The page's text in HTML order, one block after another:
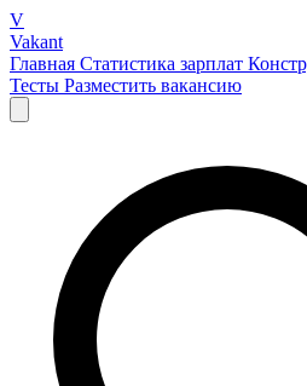
V
Vakant
Главная Статистика зарплат
Тесты Разместить вакансию